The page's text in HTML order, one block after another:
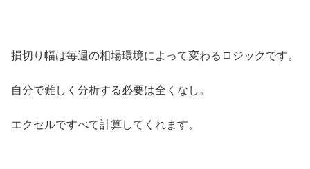
損切り幅は毎週の相場環境によって変わるロジックです。
自分で難しく分析する必要は全くなし。
エクセルですべて計算してくれます。